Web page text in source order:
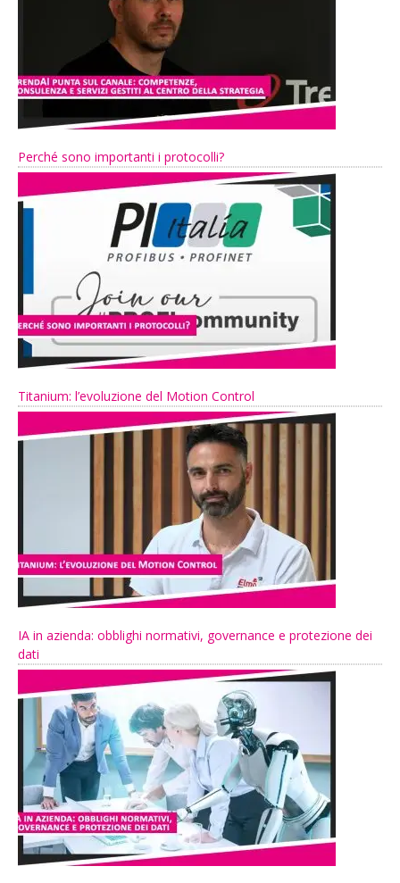
Perché sono importanti i protocolli?
Titanium: l’evoluzione del Motion Control
IA in azienda: obblighi normativi, governance e protezione dei
dati